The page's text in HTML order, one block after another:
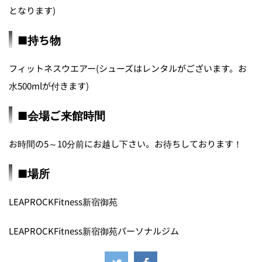
となります)
■持ち物
フィットネスウエアー(シューズはレンタルがございます。お
水500mlが付きます)
■会場ご来館時間
お時間の5～10分前にお越し下さい。お待ちしております！
■場所
LEAPROCKFitness新宿御苑
LEAPROCKFitness新宿御苑パーソナルジム